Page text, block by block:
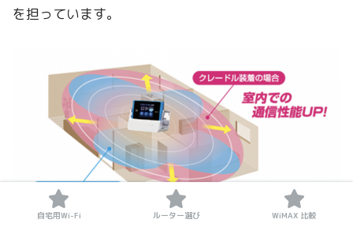
を担っています。
自宅用Wi-Fi ルーター選び WiMAX 比較